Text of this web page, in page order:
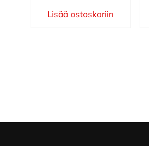
Lisää ostoskoriin